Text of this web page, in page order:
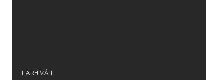
ARHIVĂ